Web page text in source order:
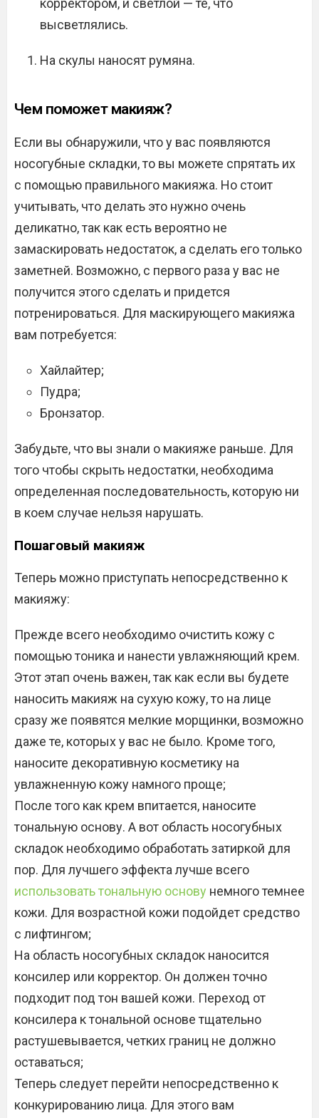
корректором, и светлой — те, что
высветлялись.
На скулы наносят румяна.
Чем поможет макияж?
Если вы обнаружили, что у вас появляются
носогубные складки, то вы можете спрятать их
с помощью правильного макияжа. Но стоит
учитывать, что делать это нужно очень
деликатно, так как есть вероятно не
замаскировать недостаток, а сделать его только
заметней. Возможно, с первого раза у вас не
получится этого сделать и придется
потренироваться. Для маскирующего макияжа
вам потребуется:
Хайлайтер;
Пудра;
Бронзатор.
Забудьте, что вы знали о макияже раньше. Для
того чтобы скрыть недостатки, необходима
определенная последовательность, которую ни
в коем случае нельзя нарушать.
Пошаговый макияж
Теперь можно приступать непосредственно к
макияжу:
Прежде всего необходимо очистить кожу с
помощью тоника и нанести увлажняющий крем.
Этот этап очень важен, так как если вы будете
наносить макияж на сухую кожу, то на лице
сразу же появятся мелкие морщинки, возможно
даже те, которых у вас не было. Кроме того,
наносите декоративную косметику на
увлажненную кожу намного проще;
После того как крем впитается, наносите
тональную основу. А вот область носогубных
складок необходимо обработать затиркой для
пор. Для лучшего эффекта лучше всего
использовать тональную основу немного темнее
кожи. Для возрастной кожи подойдет средство
с лифтингом;
На область носогубных складок наносится
консилер или корректор. Он должен точно
подходит под тон вашей кожи. Переход от
консилера к тональной основе тщательно
растушевывается, четких границ не должно
оставаться;
Теперь следует перейти непосредственно к
конкурированию лица. Для этого вам